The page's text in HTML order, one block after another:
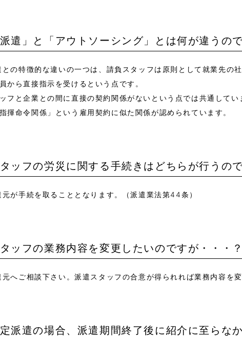
遣」と「アウトソーシング」とは何が違うの
の特徴的な違いの一つは、請負スタッフは原則として就業先の
から直接指示を受けるという点です。
フと企業との間に直接の契約関係がないという点では共通して
揮命令関係」という雇用契約に似た関係が認められています。
ッフの労災に関する手続きはどちらが行うの
が手続を取ることとなります。（派遣業法第44条）
ッフの業務内容を変更したいのですが・・・？
へご相談下さい。派遣スタッフの合意が得られれば業務内容を
派遣の場合、派遣期間終了後に紹介に至らなか